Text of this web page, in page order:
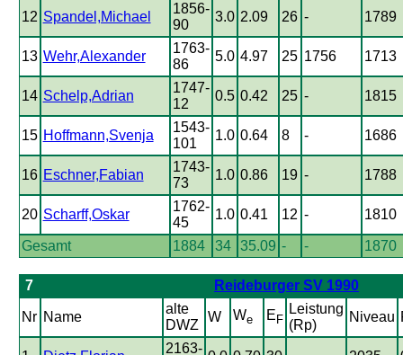
12 Spandel,Michael
1856-
90
3.0 2.09 26 - 1789
13 Wehr,Alexander
1763-
86
5.0 4.97 25 1756 1713
14 Schelp,Adrian
1747-
12
0.5 0.42 25 - 1815
15 Hoffmann,Svenja
1543-
101
1.0 0.64 8 - 1686
16 Eschner,Fabian
1743-
73
1.0 0.86 19 - 1788
20 Scharff,Oskar
1762-
45
1.0 0.41 12 - 1810
Gesamt 1884 34 35.09 - - 1870
7 Reideburger SV 1990
Nr Name
alte
DWZ
W We E F
Leistung
(Rp)
Niveau
2163-